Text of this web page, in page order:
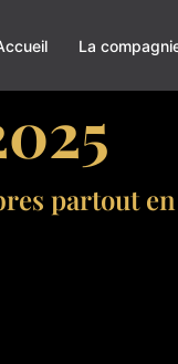
La
partout